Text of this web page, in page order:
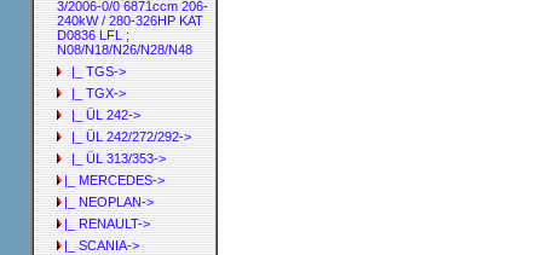
3/2006-0/0 6871ccm 206-
240kW / 280-326HP KAT
D0836 LFL ;
N08/N18/N26/N28/N48
|_ TGS->
|_ TGX->
|_ ÜL 242->
|_ ÜL 242/272/292->
|_ ÜL 313/353->
|_ MERCEDES->
|_ NEOPLAN->
|_ RENAULT->
|_ SCANIA->